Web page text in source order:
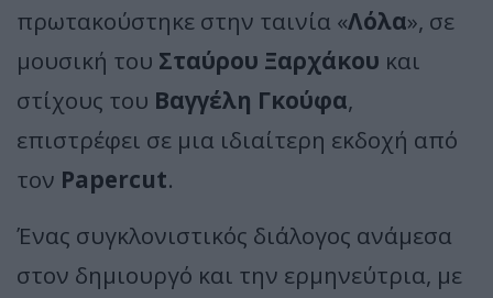
πρωτακούστηκε στην ταινία «Λόλα», σε
μουσική του Σταύρου Ξαρχάκου και
στίχους του Βαγγέλη Γκούφα,
επιστρέφει σε μια ιδιαίτερη εκδοχή από
τον Papercut.
Ένας συγκλονιστικός διάλογος ανάμεσα
στον δημιουργό και την ερμηνεύτρια, με